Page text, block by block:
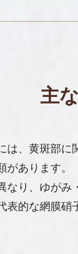
主
は、黄斑部
があります。
なり、ゆがみ
表的な網膜硝